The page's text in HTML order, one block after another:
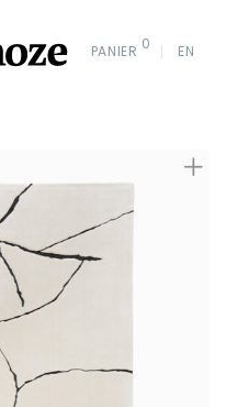
PANIER 0 EN